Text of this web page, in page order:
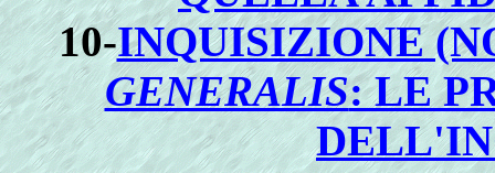
10-INQUISIZIONE
GENERALIS: LE